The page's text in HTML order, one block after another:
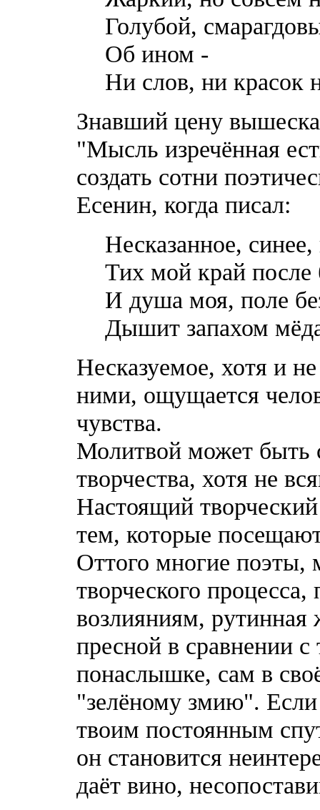
Голубой,
Об ином -
Ни слов, ни красок
Знавший цену
"Мысль изречённая
создать сотни
Есенин, когда писал:
Несказанное,
Тих мой край после
И душа моя, поле
Дышит запахом
Несказуемое, хотя и
ними, ощущается
чувства.
Молитвой может быть
творчества, хотя не
Настоящий
тем, которые
Оттого многие
творческого
возлияниям,
пресной в сравнении
понаслышке, сам в
"зелёному змию".
твоим постоянным
он становится
даёт вино,